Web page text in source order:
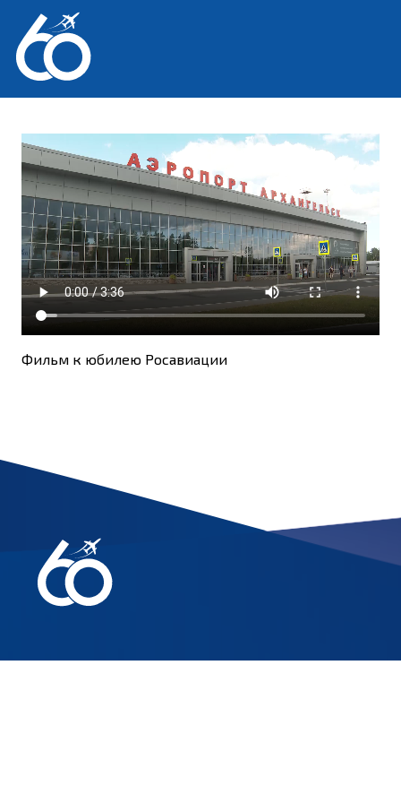
Перейти
содержимому
Фильм к юбилею Росавиации